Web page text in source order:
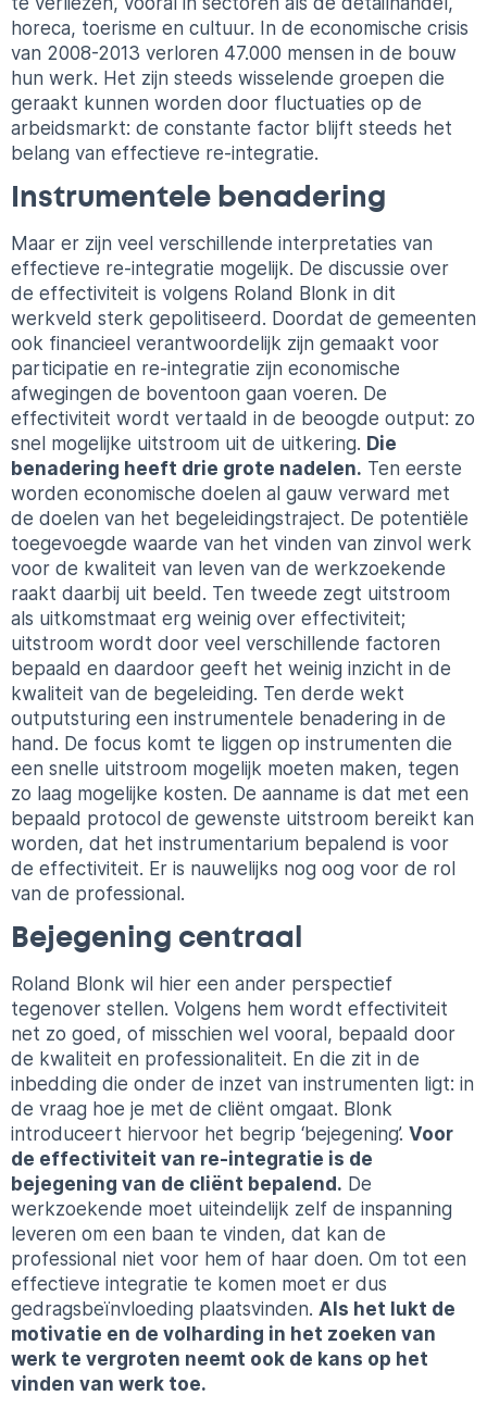
horeca, toerisme en cultuur. In de economische crisis
van 2008-2013 verloren 47.000 mensen in de bouw
hun werk. Het zijn steeds wisselende groepen die
geraakt kunnen worden door fluctuaties op de
arbeidsmarkt: de constante factor blijft steeds het
belang van effectieve re-integratie.
Instrumentele benadering
Maar er zijn veel verschillende interpretaties van
effectieve re-integratie mogelijk. De discussie over
de effectiviteit is volgens Roland Blonk in dit
werkveld sterk gepolitiseerd. Doordat de gemeenten
ook financieel verantwoordelijk zijn gemaakt voor
participatie en re-integratie zijn economische
afwegingen de boventoon gaan voeren. De
effectiviteit wordt vertaald in de beoogde output: zo
snel mogelijke uitstroom uit de uitkering. Die
benadering heeft drie grote nadelen. Ten eerste
worden economische doelen al gauw verward met
de doelen van het begeleidingstraject. De potentiële
toegevoegde waarde van het vinden van zinvol werk
voor de kwaliteit van leven van de werkzoekende
raakt daarbij uit beeld. Ten tweede zegt uitstroom
als uitkomstmaat erg weinig over effectiviteit;
uitstroom wordt door veel verschillende factoren
bepaald en daardoor geeft het weinig inzicht in de
kwaliteit van de begeleiding. Ten derde wekt
outputsturing een instrumentele benadering in de
hand. De focus komt te liggen op instrumenten die
een snelle uitstroom mogelijk moeten maken, tegen
zo laag mogelijke kosten. De aanname is dat met een
bepaald protocol de gewenste uitstroom bereikt kan
worden, dat het instrumentarium bepalend is voor
de effectiviteit. Er is nauwelijks nog oog voor de rol
van de professional.
Bejegening centraal
Roland Blonk wil hier een ander perspectief
tegenover stellen. Volgens hem wordt effectiviteit
net zo goed, of misschien wel vooral, bepaald door
de kwaliteit en professionaliteit. En die zit in de
inbedding die onder de inzet van instrumenten ligt: in
de vraag hoe je met de cliënt omgaat. Blonk
introduceert hiervoor het begrip ‘bejegening’. Voor
de effectiviteit van re-integratie is de
bejegening van de cliënt bepalend. De
werkzoekende moet uiteindelijk zelf de inspanning
leveren om een baan te vinden, dat kan de
professional niet voor hem of haar doen. Om tot een
effectieve integratie te komen moet er dus
gedragsbeïnvloeding plaatsvinden. Als het lukt de
motivatie en de volharding in het zoeken van
werk te vergroten neemt ook de kans op het
vinden van werk toe.